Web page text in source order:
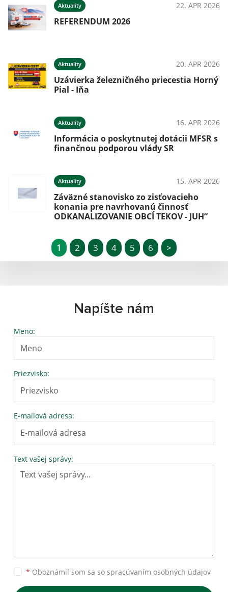
Aktuality 22. APR 2026
REFERENDUM 2026
Aktuality 20. APR 2026
Uzávierka železničného priecestia Horný
Pial - Iňa
Aktuality 16. APR 2026
Informácia o poskytnutej dotácii MFSR s
finančnou podporou vlády SR
Aktuality 15. APR 2026
Záväzné stanovisko zo zisťovacieho
konania pre navrhovanú činnosť
ODKANALIZOVANIE OBCÍ TEKOV - JUH“
1 2 3 4 5 6 >
Napíšte nám
Meno:
Priezvisko:
E-mailová adresa:
Text vašej správy:
* Oboznámil som sa so spracúvaním osobných údajov